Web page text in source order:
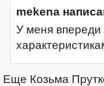
mekena
У меня
Еще Козьма